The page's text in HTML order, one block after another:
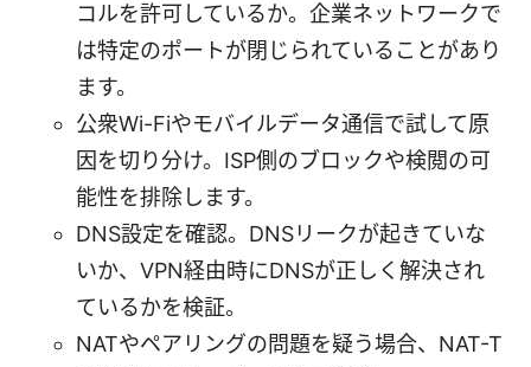
コルを許可しているか。企業ネットワークで
は特定のポートが閉じられていることがあり
ます。
公衆Wi-Fiやモバイルデータ通信で試して原
因を切り分け。ISP側のブロックや検閲の可
能性を排除します。
DNS設定を確認。DNSリークが起きていな
いか、VPN経由時にDNSが正しく解決され
ているかを検証。
NATやペアリングの問題を疑う場合、NAT-T